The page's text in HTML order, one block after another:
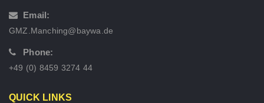
Email:
GMZ.Manching@baywa.de
Phone:
+49 (0) 8459 3274 44
QUICK LINKS